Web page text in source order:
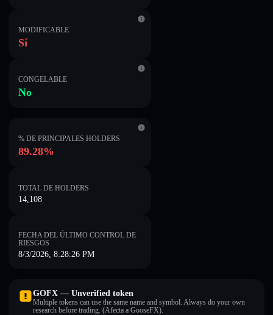
MODIFICABLE
Sí
CONGELABLE
No
% DE PRINCIPALES HOLDERS
89.28%
TOTAL DE HOLDERS
14,108
FECHA DEL ÚLTIMO CONTROL DE
RIESGOS
8/3/2026, 8:28:26 PM
GOFX — Unverified token
Multiple tokens can use the same name and symbol. Always do your own
research before trading. (Afecta a GooseFX).